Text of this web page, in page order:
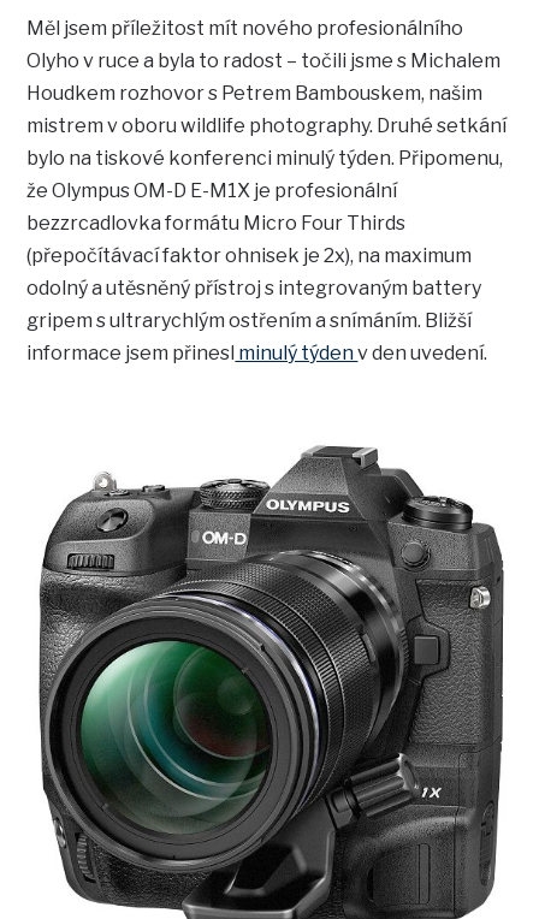
Měl jsem příležitost mít nového profesionálního
Olyho v ruce a byla to radost – točili jsme s Michalem
Houdkem rozhovor s Petrem Bambouskem, našim
mistrem v oboru wildlife photography. Druhé setkání
bylo na tiskové konferenci minulý týden. Připomenu,
že Olympus OM-D E-M1X je profesionální
bezzrcadlovka formátu Micro Four Thirds
(přepočítávací faktor ohnisek je 2x), na maximum
odolný a utěsněný přístroj s integrovaným battery
gripem s ultrarychlým ostřením a snímáním. Bližší
informace jsem přinesl minulý týdenv den uvedení.